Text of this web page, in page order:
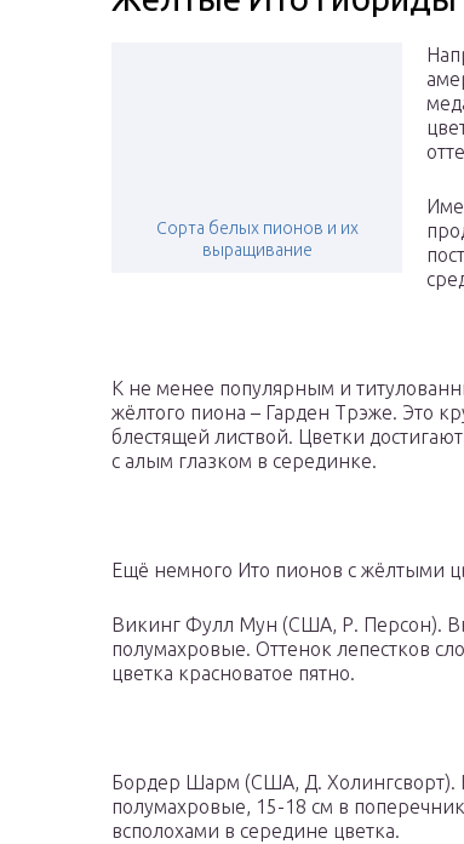
Сорта белых пионов и их
выращивание
К не менее популярным и
жёлтого пиона – Гарден Трэже. Это
блестящей листвой. Цветки
с алым глазком в серединке.
Ещё немного Ито пионов с жёлтыми
Викинг Фулл Мун (США, Р. Персон).
полумахровые. Оттенок лепестков
цветка красноватое пятно.
Бордер Шарм (США, Д. Холингсворт).
полумахровые, 15-18 см в
всполохами в середине цветка.